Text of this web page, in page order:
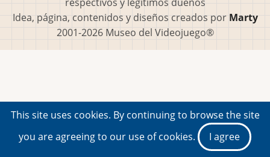
Idea, página, contenidos y diseños creados por Marty
2001-2026 Museo del Videojuego®
This site uses cookies. By continuing to browse the site
you are agreeing to our use of cookies.
I agree